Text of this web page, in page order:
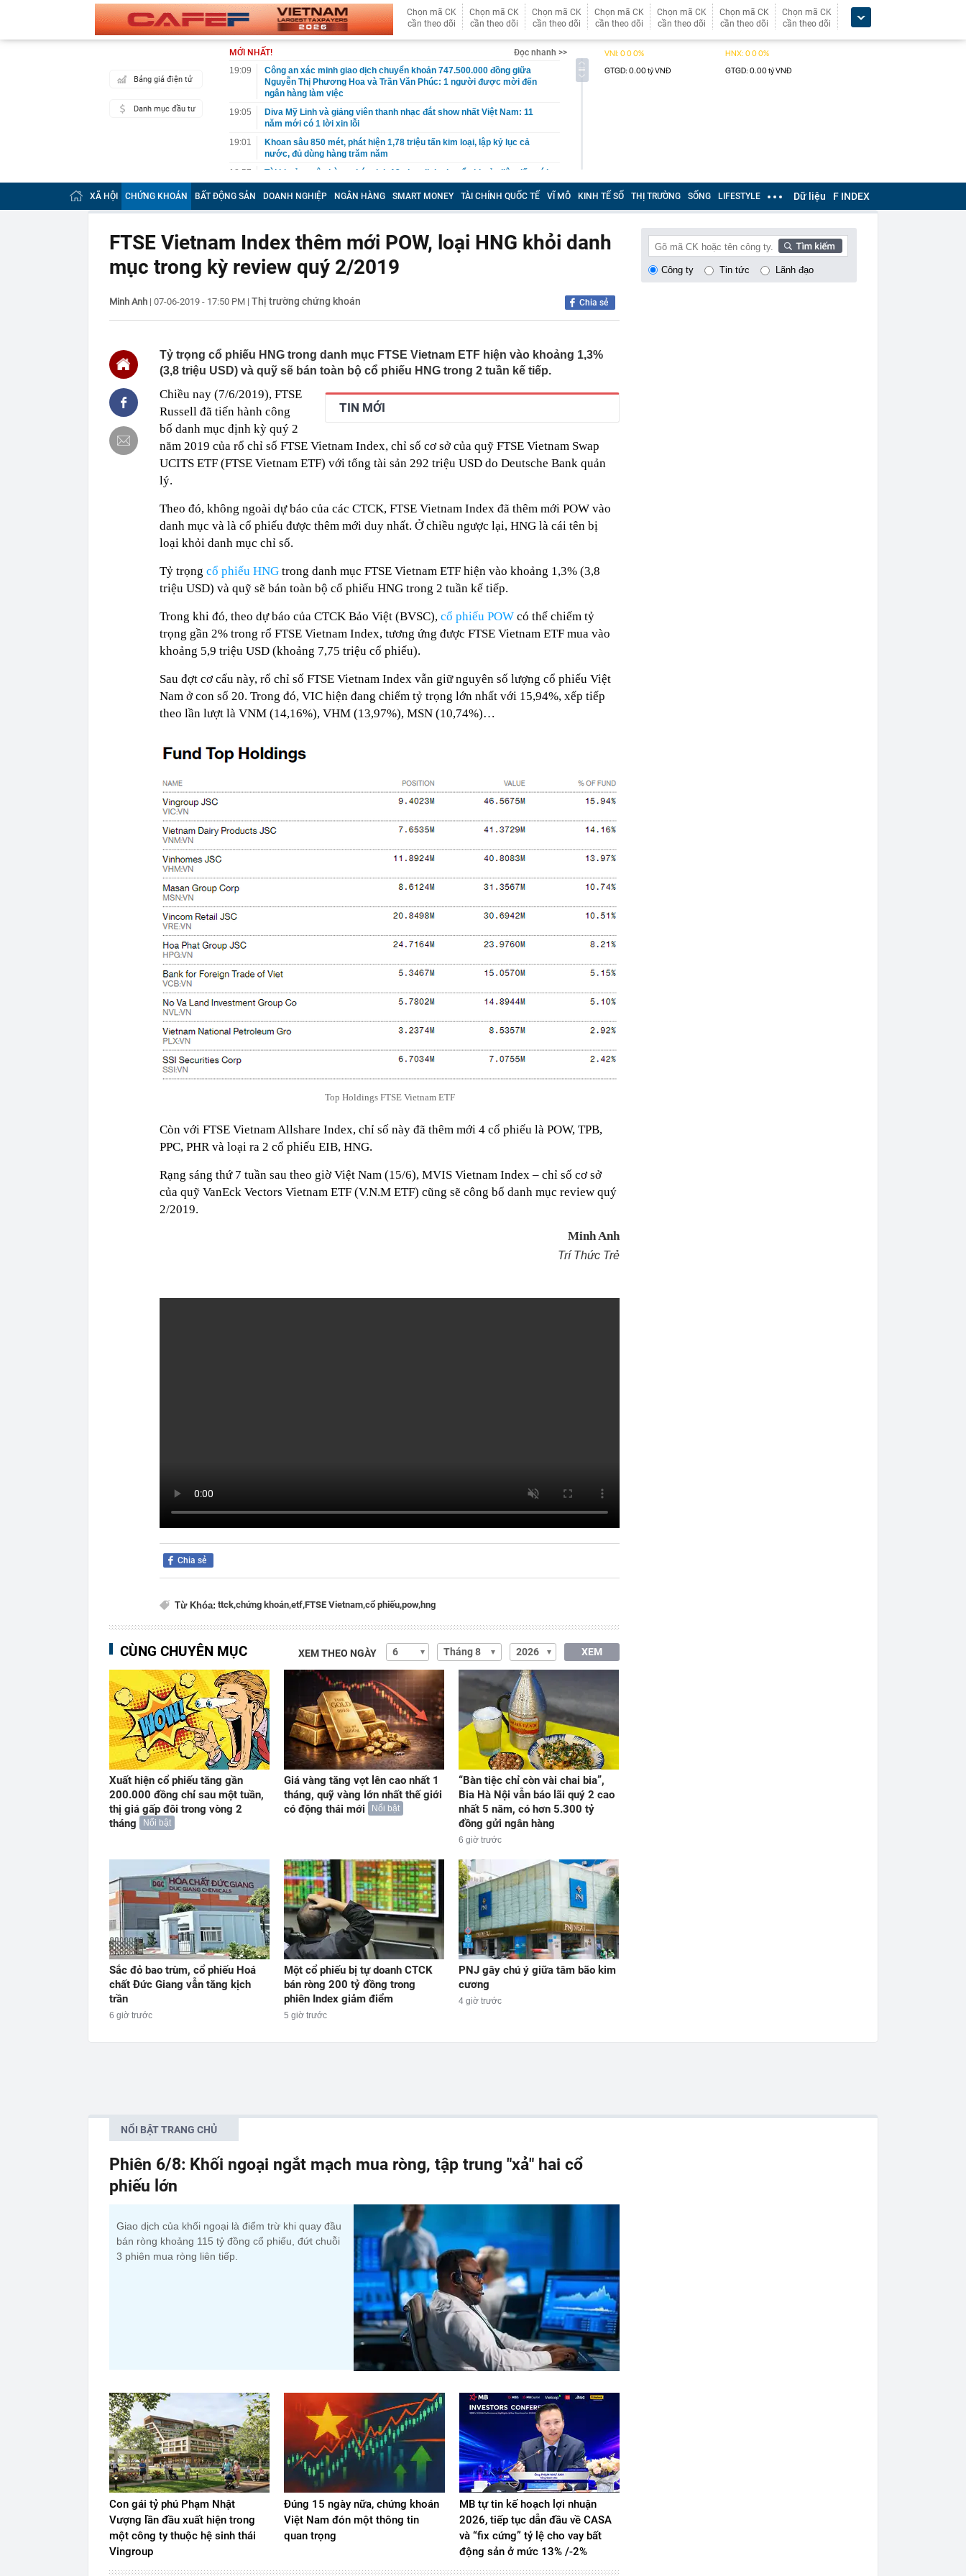
Chọn mã CK
cần theo dõi
Chọn mã CK
cần theo dõi
Chọn mã CK
cần theo dõi
Chọn mã CK
cần theo dõi
Chọn mã CK
cần theo dõi
Chọn mã CK
cần theo dõi
Chọn mã CK
cần theo dõi
Bảng giá điện tử
Danh mục đầu tư
MỚI NHẤT!
Đọc nhanh >>
19:09
Công an xác minh giao dịch chuyển khoản 747.500.000 đồng giữa
Nguyễn Thị Phương Hoa và Trần Văn Phúc: 1 người được mời đến
ngân hàng làm việc
19:05
Diva Mỹ Linh và giảng viên thanh nhạc đắt show nhất Việt Nam: 11
năm mới có 1 lời xin lỗi
19:01
Khoan sâu 850 mét, phát hiện 1,78 triệu tấn kim loại, lập kỷ lục cả
nước, đủ dùng hàng trăm năm
18:57
Tài khoản ngân hàng phát sinh 12 giao dịch chuyển khoản liên tiếp với
tổng 5 tỷ đồng: Người đàn ông được công an mời làm việc
“Bàn tiệc chỉ còn vài chai bia”, Bia Hà Nội vẫn báo lãi quý 2 cao nhất 5
năm, có hơn 5.300 tỷ đồng gửi ngân hàng
18:35
Không phải Mỹ - đây mới là quốc gia chuẩn bị bắt tay với Iran quản lý
eo biển Hormuz
18:35
Trưởng Công an cửa khẩu Nội Bài lý giải phương án phân làn đón
khách mới
USD do Trung Quốc đầu tư: Khoản nợ khủng sẽ đi về đâu?
18:28
Sắc đỏ bao trùm, cổ phiếu Hoá chất Đức Giang vẫn tăng kịch trần
sống dựa vào bố mẹ
18:26
Bất ngờ: Huấn Hoa Hồng từng là Chủ tịch công ty bất động sản với
Vì sao nhiều gia đình ngày càng thích dùng máy sấy quần áo?
18:08
QR thanh toán xuyên biên giới - lợi thế cạnh tranh mới của hộ kinh
doanh phục vụ khách quốc tế
18:05
Vì sao bạn chăm chỉ nhưng tiền vẫn chưa nhiều? Tháng 8, 3 con giáp
được dự báo sẽ tìm đúng hướng để bứt phá tài chính
18:01
Tin vui: Khách Việt đến quốc gia này có thể tích điểm, điểm đổi được
vé tham quan, quà tặng
18:00
Phó Bí thư Thường trực Thành ủy Hà Nội Nguyễn Trọng Đông kiểm tra,
18:00
Hà Nội triển khai thi hành quy định bảo vệ dữ liệu cá nhân
17:53
XSMN 6/8 - Kết quả XSMN hôm nay thứ Năm ngày 6/8/2026
17:45
Nhiều chủ cơ sở kinh doanh sập bẫy mạo danh đặt thực phẩm, mua
hàng số lượng lớn
XÃ HỘI CHỨNG KHOÁN BẤT ĐỘNG SẢN DOANH NGHIỆP NGÂN HÀNG SMART MONEY TÀI CHÍNH QUỐC TẾ VĨ MÔ KINH TẾ SỐ THỊ TRƯỜNG SỐNG LIFESTYLE Dữ liệu F INDEX
FTSE Vietnam Index thêm mới POW, loại HNG khỏi danh
mục trong kỳ review quý 2/2019
Minh Anh | 07-06-2019 - 17:50 PM | Thị trường chứng khoán Chia sẻ
Tỷ trọng cổ phiếu HNG trong danh mục FTSE Vietnam ETF hiện vào khoảng 1,3%
(3,8 triệu USD) và quỹ sẽ bán toàn bộ cổ phiếu HNG trong 2 tuần kế tiếp.
TIN MỚI
Chiều nay (7/6/2019), FTSE
Russell đã tiến hành công
bố danh mục định kỳ quý 2
năm 2019 của rổ chỉ số FTSE Vietnam Index, chỉ số cơ sở của quỹ FTSE Vietnam Swap
UCITS ETF (FTSE Vietnam ETF) với tổng tài sản 292 triệu USD do Deutsche Bank quản
lý.
Theo đó, không ngoài dự báo của các CTCK, FTSE Vietnam Index đã thêm mới POW vào
danh mục và là cổ phiếu được thêm mới duy nhất. Ở chiều ngược lại, HNG là cái tên bị
loại khỏi danh mục chỉ số.
Tỷ trọng cổ phiếu HNG trong danh mục FTSE Vietnam ETF hiện vào khoảng 1,3% (3,8
triệu USD) và quỹ sẽ bán toàn bộ cổ phiếu HNG trong 2 tuần kế tiếp.
Trong khi đó, theo dự báo của CTCK Bảo Việt (BVSC), cổ phiếu POW có thể chiếm tỷ
trọng gần 2% trong rổ FTSE Vietnam Index, tương ứng được FTSE Vietnam ETF mua vào
khoảng 5,9 triệu USD (khoảng 7,75 triệu cổ phiếu).
Sau đợt cơ cấu này, rổ chỉ số FTSE Vietnam Index vẫn giữ nguyên số lượng cổ phiếu Việt
Nam ở con số 20. Trong đó, VIC hiện đang chiếm tỷ trọng lớn nhất với 15,94%, xếp tiếp
theo lần lượt là VNM (14,16%), VHM (13,97%), MSN (10,74%)…
Top Holdings FTSE Vietnam ETF
Còn với FTSE Vietnam Allshare Index, chỉ số này đã thêm mới 4 cổ phiếu là POW, TPB,
PPC, PHR và loại ra 2 cổ phiếu EIB, HNG.
Rạng sáng thứ 7 tuần sau theo giờ Việt Nam (15/6), MVIS Vietnam Index – chỉ số cơ sở
của quỹ VanEck Vectors Vietnam ETF (V.N.M ETF) cũng sẽ công bố danh mục review quý
2/2019.
Minh Anh
Trí Thức Trẻ
Chia sẻ
Từ Khóa: ttck,chứng khoán,etf,FTSE Vietnam,cổ phiếu,pow,hng
CÙNG CHUYÊN MỤC XEM THEO NGÀY XEM
Xuất hiện cổ phiếu tăng gần
200.000 đồng chỉ sau một tuần,
thị giá gấp đôi trong vòng 2
tháng
Nổi bật
Giá vàng tăng vọt lên cao nhất 1
tháng, quỹ vàng lớn nhất thế giới
có động thái mới
Nổi bật
“Bàn tiệc chỉ còn vài chai bia”,
Bia Hà Nội vẫn báo lãi quý 2 cao
nhất 5 năm, có hơn 5.300 tỷ
đồng gửi ngân hàng
6 giờ trước
Sắc đỏ bao trùm, cổ phiếu Hoá
chất Đức Giang vẫn tăng kịch
trần
6 giờ trước
Một cổ phiếu bị tự doanh CTCK
bán ròng 200 tỷ đồng trong
phiên Index giảm điểm
5 giờ trước
PNJ gây chú ý giữa tâm bão kim
cương
4 giờ trước
Công ty Tin tức Lãnh đạo
NỔI BẬT TRANG CHỦ
Phiên 6/8: Khối ngoại ngắt mạch mua ròng, tập trung "xả" hai cổ
phiếu lớn
Giao dịch của khối ngoại là điểm trừ khi quay đầu
bán ròng khoảng 115 tỷ đồng cổ phiếu, đứt chuỗi
3 phiên mua ròng liên tiếp.
Con gái tỷ phú Phạm Nhật
Vượng lần đầu xuất hiện trong
một công ty thuộc hệ sinh thái
Vingroup
Đúng 15 ngày nữa, chứng khoán
Việt Nam đón một thông tin
quan trọng
MB tự tin kế hoạch lợi nhuận
2026, tiếp tục dẫn đầu về CASA
và “fix cứng” tỷ lệ cho vay bất
động sản ở mức 13% /-2%